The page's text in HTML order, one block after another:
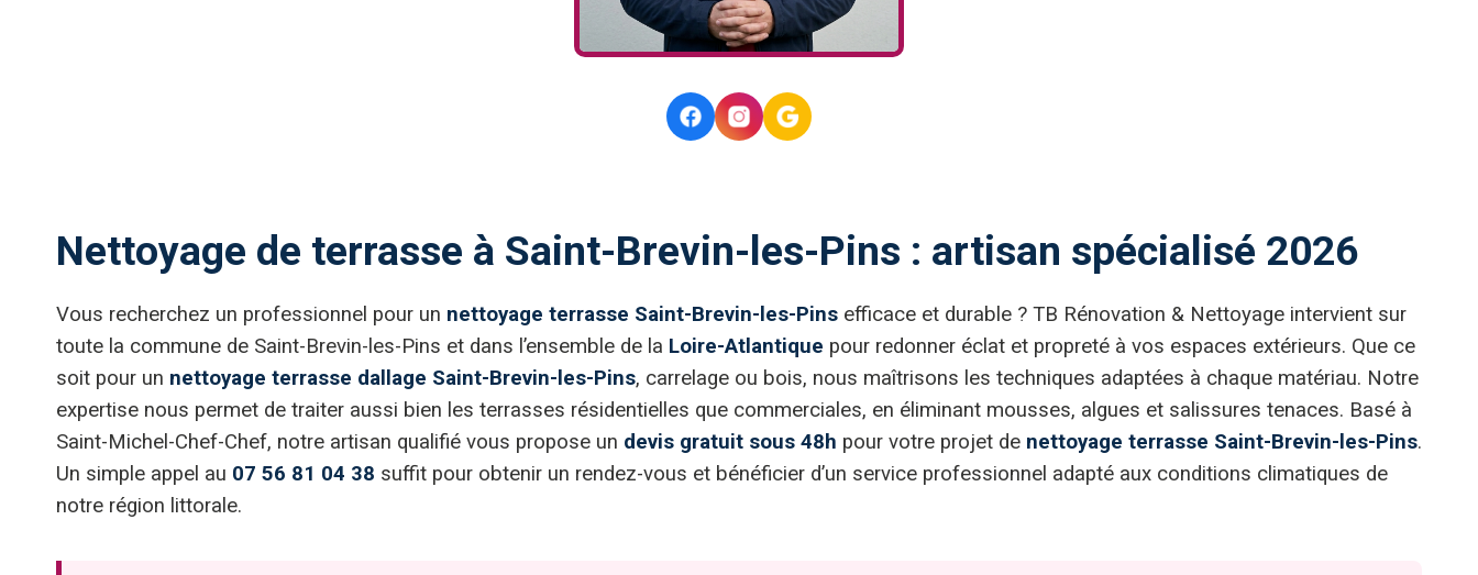
Nettoyage de terrasse à Saint-Brevin-les-Pins : artisan spécialisé 2026
Vous recherchez un professionnel pour un nettoyage terrasse Saint-Brevin-les-Pins efficace et durable ? TB Rénovation & Nettoyage intervient sur
toute la commune de Saint-Brevin-les-Pins et dans l’ensemble de la Loire-Atlantique pour redonner éclat et propreté à vos espaces extérieurs. Que ce
soit pour un nettoyage terrasse dallage Saint-Brevin-les-Pins, carrelage ou bois, nous maîtrisons les techniques adaptées à chaque matériau. Notre
expertise nous permet de traiter aussi bien les terrasses résidentielles que commerciales, en éliminant mousses, algues et salissures tenaces. Basé à
Saint-Michel-Chef-Chef, notre artisan qualifié vous propose un devis gratuit sous 48h pour votre projet de nettoyage terrasse Saint-Brevin-les-Pins.
Un simple appel au 07 56 81 04 38 suffit pour obtenir un rendez-vous et bénéficier d’un service professionnel adapté aux conditions climatiques de
notre région littorale.